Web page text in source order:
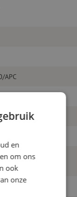
APC
en
om ons
ook
onze